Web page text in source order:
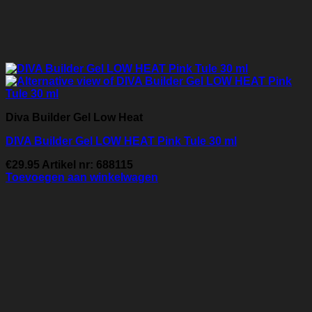
Diva Builder Gel Low Heat
DIVA Builder Gel LOW HEAT Pink Tule 30 ml
€29.95 Artikel nr: 688115
Toevoegen aan winkelwagen